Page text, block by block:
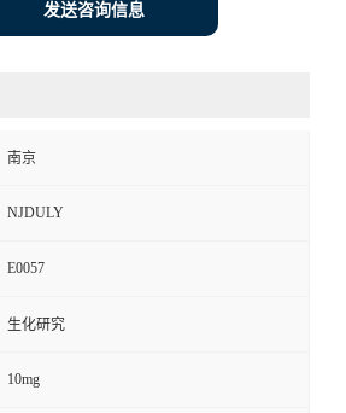
发送咨询信息
南京
NJDULY
E0057
生化研究
10mg